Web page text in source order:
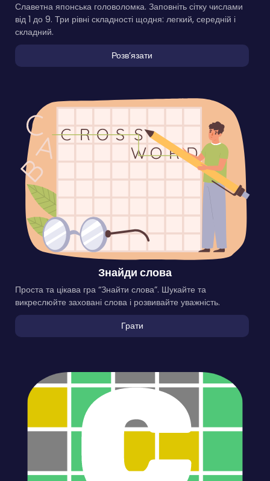
Славетна японська головоломка. Заповніть сітку числами
від 1 до 9. Три рівні складності щодня: легкий, середній і
складний.
Розвʼязати
Знайди слова
Проста та цікава гра “Знайти слова”. Шукайте та
викреслюйте заховані слова і розвивайте уважність.
Грати